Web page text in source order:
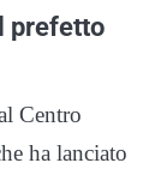
prefetto
Centro
ha lanciato